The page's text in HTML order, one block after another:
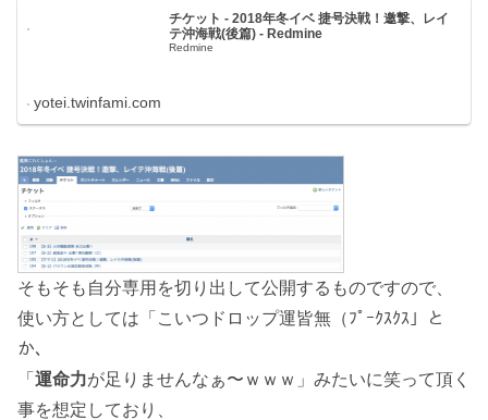
チケット - 2018年冬イベ 捷号決戦！邀撃、レイ
テ沖海戦(後篇) - Redmine
Redmine
yotei.twinfami.com
そもそも自分専用を切り出して公開するものですので、
使い方としては「こいつドロップ運皆無（ﾌﾟｰｸｽｸｽ」と
か、
「 運命力が足りませんなぁ〜ｗｗｗ」みたいに笑って頂く
事を想定しており、